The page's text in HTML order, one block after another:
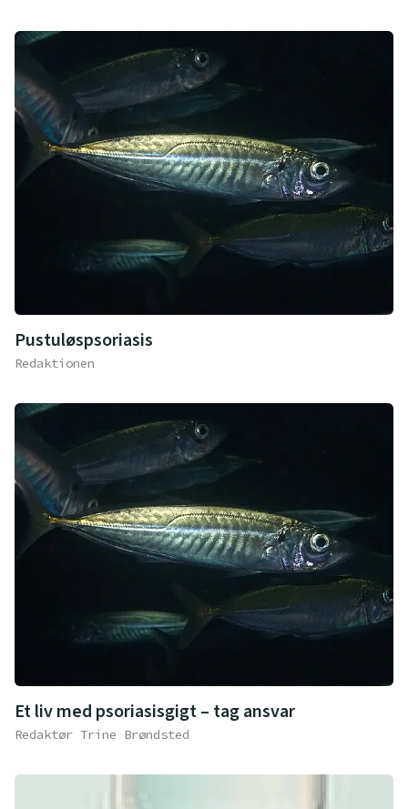
Pustuløspsoriasis
Redaktionen
Et liv med psoriasisgigt – tag ansvar
Redaktør Trine Brøndsted